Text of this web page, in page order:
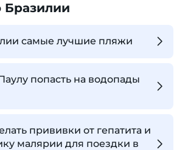
Бразилии
самые лучшие пляжи
попасть на водопады
прививки от гепатита и
малярии для поездки в